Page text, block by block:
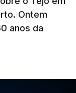
Ontem
anos da